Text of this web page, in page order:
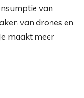
van
van drones en
maakt meer